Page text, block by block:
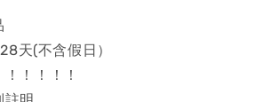
天(不含假日）
！！！！